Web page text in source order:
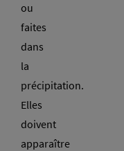
ou
faites
dans
la
précipitation.
Elles
doivent
apparaître